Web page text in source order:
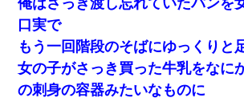
口実で
もう一回階段のそばにゆっくりと
女の子がさっき買った牛乳をなに
の刺身の容器みたいなものに